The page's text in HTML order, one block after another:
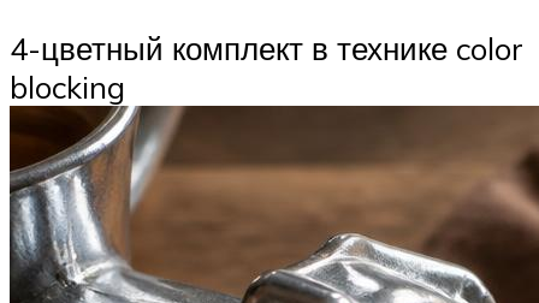
4-цветный комплект в технике color
blocking